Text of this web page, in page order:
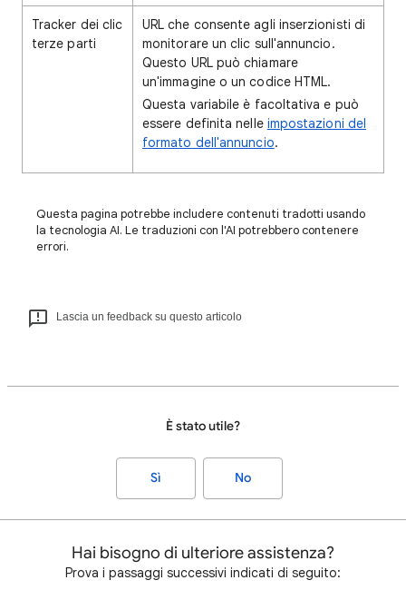
Tracker dei clic
terze parti
URL che consente agli inserzionisti di
monitorare un clic sull'annuncio.
Questo URL può chiamare
un'immagine o un codice HTML.
Questa variabile è facoltativa e può
essere definita nelle impostazioni del
formato dell'annuncio.
Questa pagina potrebbe includere contenuti tradotti usando
la tecnologia AI. Le traduzioni con l'AI potrebbero contenere
errori.
Lascia un feedback su questo articolo
È stato utile?
Sì No
Hai bisogno di ulteriore assistenza?
Prova i passaggi successivi indicati di seguito: